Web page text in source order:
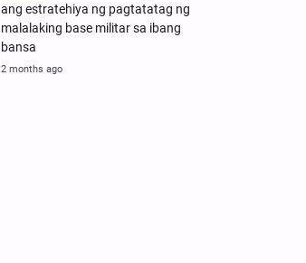
ang estratehiya ng pagtatatag ng
malalaking base militar sa ibang
bansa
2 months ago